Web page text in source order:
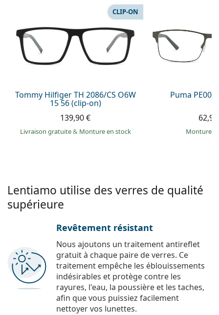
Prada
Toutes les marques
Tommy Hilfiger TH 2086/CS O6W
15 56 (clip-on)
CLIP-ON
139,90 €
Livraison gratuite& Monture en stock
Puma
Monture
Lentiamo utilise des verres de qualité
supérieure
Revêtement résistant
Nous ajoutons un traitement antireflet
gratuit à chaque paire de verres. Ce
traitement empêche les éblouissements
indésirables et protège contre les
rayures, l'eau, la poussière et les taches,
afin que vous puissiez facilement
nettoyer vos lunettes.